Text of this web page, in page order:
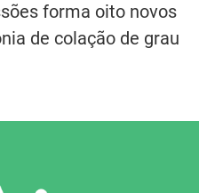
forma oito novos
de colação de grau